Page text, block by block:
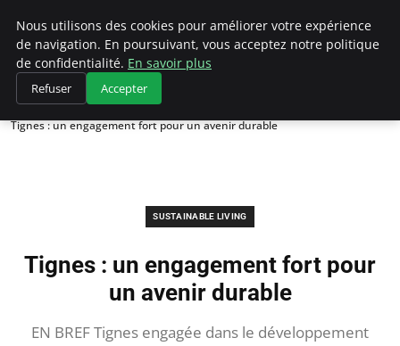
Climategatecountryclub.com
Accueil
Sustainable Living
Tignes : un engagement fort pour un avenir durable
SUSTAINABLE LIVING
Tignes : un engagement fort pour
un avenir durable
EN BREF Tignes engagée dans le développement
Nous utilisons des cookies pour améliorer votre expérience
de navigation. En poursuivant, vous acceptez notre politique
de confidentialité. En savoir plus
Refuser Accepter